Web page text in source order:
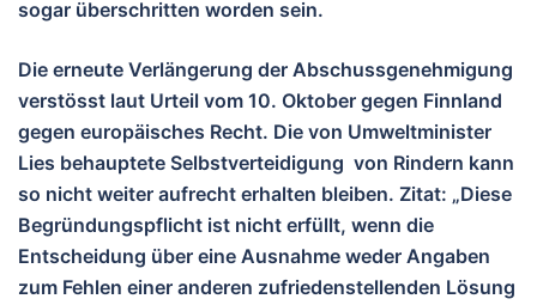
sogar überschritten worden sein.
Die erneute Verlängerung der Abschussgenehmigung
verstösst laut Urteil vom 10. Oktober gegen Finnland
gegen europäisches Recht. Die von Umweltminister
Lies behauptete Selbstverteidigung von Rindern kann
so nicht weiter aufrecht erhalten bleiben. Zitat: „Diese
Begründungspflicht ist nicht erfüllt, wenn die
Entscheidung über eine Ausnahme weder Angaben
zum Fehlen einer anderen zufriedenstellenden Lösung